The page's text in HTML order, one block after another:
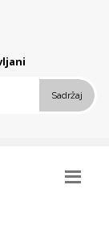
Sadržaj